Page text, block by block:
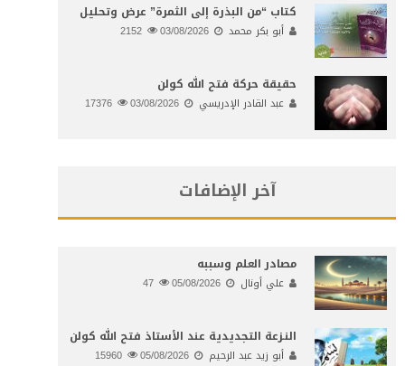
كتاب “من البذرة إلى الثمرة” عرض وتحليل
أبو بكر محمد 03/08/2026
حقيقة حركة فتح الله كولن
عبد القادر الإدريسي 03/08/2026
آخر الإضافات
مصادر العلم وسببه
علي أونال 05/08/2026
النـزعة التجديدية عند الأستاذ فتح الله كولن
أبو زيد عبد الرحيم 05/08/2026